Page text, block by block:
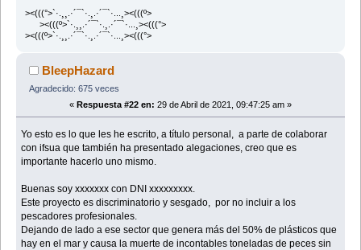
><(((°>`·.¸¸.·´¯`·.¸.·´¯`·...¸><(((º>
><(((º>`·.¸¸.·´¯`·.¸.·´¯`·...¸><(((°>
><(((º>`·.¸¸.·´¯`·.¸.·´¯`·...¸><(((°>
BleepHazard
Agradecido: 675 veces
« Respuesta #22 en: 29 de Abril de 2021, 09:47:25 am »
Yo esto es lo que les he escrito, a título personal, a parte de colaborar
con ifsua que también ha presentado alegaciones, creo que es
importante hacerlo uno mismo.
Buenas soy xxxxxxx con DNI xxxxxxxxx.
Este proyecto es discriminatorio y sesgado, por no incluir a los
pescadores profesionales.
Dejando de lado a ese sector que genera más del 50% de plásticos que
hay en el mar y causa la muerte de incontables toneladas de peces sin